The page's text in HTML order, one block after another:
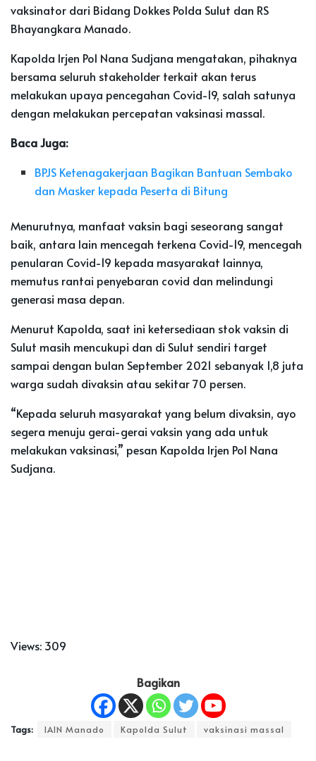
vaksinator dari Bidang Dokkes Polda Sulut dan RS
Bhayangkara Manado.
Kapolda Irjen Pol Nana Sudjana mengatakan, pihaknya
bersama seluruh stakeholder terkait akan terus
melakukan upaya pencegahan Covid-19, salah satunya
dengan melakukan percepatan vaksinasi massal.
Baca Juga:
BPJS Ketenagakerjaan Bagikan Bantuan Sembako
dan Masker kepada Peserta di Bitung
Menurutnya, manfaat vaksin bagi seseorang sangat
baik, antara lain mencegah terkena Covid-19, mencegah
penularan Covid-19 kepada masyarakat lainnya,
memutus rantai penyebaran covid dan melindungi
generasi masa depan.
Menurut Kapolda, saat ini ketersediaan stok vaksin di
Sulut masih mencukupi dan di Sulut sendiri target
sampai dengan bulan September 2021 sebanyak 1,8 juta
warga sudah divaksin atau sekitar 70 persen.
“Kepada seluruh masyarakat yang belum divaksin, ayo
segera menuju gerai-gerai vaksin yang ada untuk
melakukan vaksinasi,” pesan Kapolda Irjen Pol Nana
Sudjana.
Views: 309
Bagikan
Tags: IAIN Manado Kapolda Sulut vaksinasi massal